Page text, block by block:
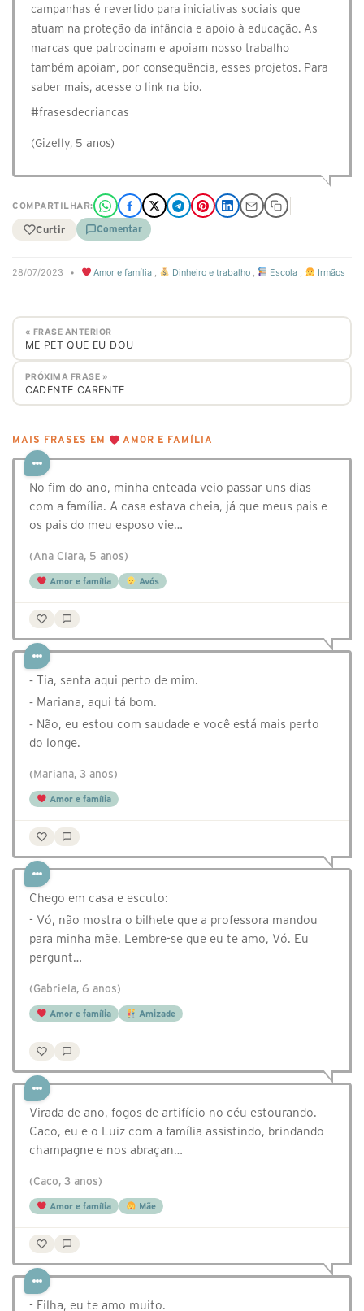
campanhas é revertido para iniciativas sociais que
atuam na proteção da infância e apoio à educação. As
marcas que patrocinam e apoiam nosso trabalho
também apoiam, por consequência, esses projetos. Para
saber mais, acesse o link na bio.
#frasesdecriancas
(Gizelly, 5 anos)
COMPARTILHAR:
Curtir Comentar
28/07/2023 • Amor e família , Dinheiro e trabalho, Escola , Irmãos
« FRASE ANTERIOR
ME PET QUE EU DOU
PRÓXIMA FRASE »
CADENTE CARENTE
MAIS FRASES EM AMOR E FAMÍLIA
No fim do ano, minha enteada veio passar uns dias
com a família. A casa estava cheia, já que meus pais e
os pais do meu esposo vie…
(Ana Clara, 5 anos)
Amor e família Avós
⁃ Tia, senta aqui perto de mim.
⁃ Mariana, aqui tá bom.
⁃ Não, eu estou com saudade e você está mais perto
do longe.
(Mariana, 3 anos)
Amor e família
Chego em casa e escuto:
- Vó, não mostra o bilhete que a professora mandou
para minha mãe. Lembre-se que eu te amo, Vó. Eu
pergunt…
(Gabriela, 6 anos)
Amor e família Amizade
Virada de ano, fogos de artifício no céu estourando.
Caco, eu e o Luiz com a família assistindo, brindando
champagne e nos abraçan…
(Caco, 3 anos)
Amor e família Mãe
- Filha, eu te amo muito.